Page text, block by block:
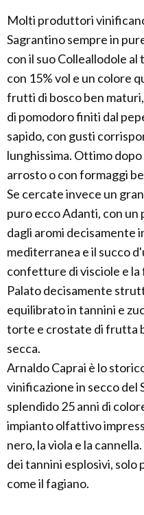
Molti produttori
Sagrantino sempre in
con il suo Colleallodole al
con 15% vol e un colore
frutti di bosco ben
di pomodoro finiti dal
sapido, con gusti
lunghissima. Ottimo
arrosto o con formaggi
Se cercate invece un
puro ecco Adanti, con
dagli aromi decisamente
mediterranea e il succo
confetture di visciole e la
Palato decisamente
equilibrato in tannini e
torte e crostate di frutta
secca.
Arnaldo Caprai è lo
vinificazione in secco del
splendido 25 anni di
impianto olfattivo
nero, la viola e la
dei tannini esplosivi,
come il fagiano.